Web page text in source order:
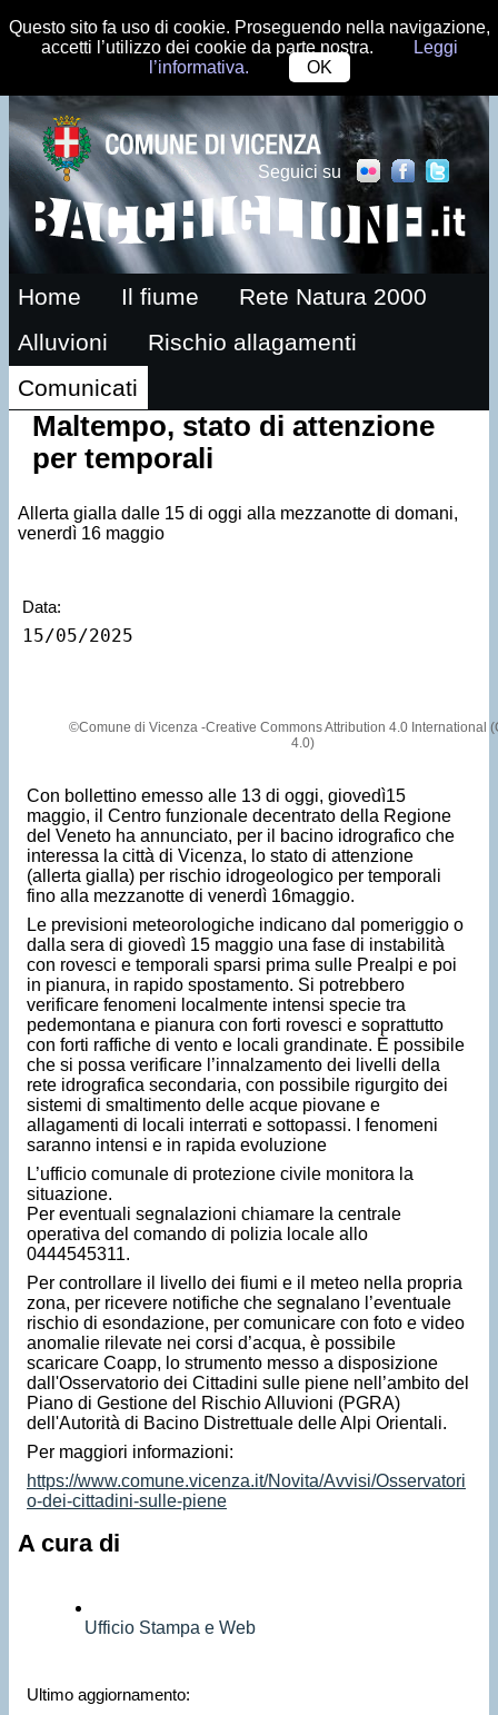
Questo sito fa uso di cookie. Proseguendo nella navigazione,
accetti l’utilizzo dei cookie da parte nostra.
Leggi
l’informativa.
OK
Seguici su
Home Il fiume
Rete Natura 2000
Alluvioni
Rischio allagamenti
Comunicati
Maltempo, stato di attenzione
per temporali
Allerta gialla dalle 15 di oggi alla mezzanotte di domani,
venerdì 16 maggio
Data:
15/05/2025
©Comune di Vicenza -Creative Commons Attribution 4.0 International
4.0)
Con bollettino emesso alle 13 di oggi, giovedì15
maggio, il Centro funzionale decentrato della Regione
del Veneto ha annunciato, per il bacino idrografico che
interessa la città di Vicenza, lo stato di attenzione
(allerta gialla) per rischio idrogeologico per temporali
fino alla mezzanotte di venerdì 16maggio.
Le previsioni meteorologiche indicano dal pomeriggio o
dalla sera di giovedì 15 maggio una fase di instabilità
con rovesci e temporali sparsi prima sulle Prealpi e poi
in pianura, in rapido spostamento. Si potrebbero
verificare fenomeni localmente intensi specie tra
pedemontana e pianura con forti rovesci e soprattutto
con forti raffiche di vento e locali grandinate. È possibile
che si possa verificare l’innalzamento dei livelli della
rete idrografica secondaria, con possibile rigurgito dei
sistemi di smaltimento delle acque piovane e
allagamenti di locali interrati e sottopassi. I fenomeni
saranno intensi e in rapida evoluzione
L’ufficio comunale di protezione civile monitora la
situazione.
Per eventuali segnalazioni chiamare la centrale
operativa del comando di polizia locale allo
0444545311.
Per controllare il livello dei fiumi e il meteo nella propria
zona, per ricevere notifiche che segnalano l’eventuale
rischio di esondazione, per comunicare con foto e video
anomalie rilevate nei corsi d’acqua, è possibile
scaricare Coapp, lo strumento messo a disposizione
dall'Osservatorio dei Cittadini sulle piene nell’ambito del
Piano di Gestione del Rischio Alluvioni (PGRA)
dell'Autorità di Bacino Distrettuale delle Alpi Orientali.
Per maggiori informazioni:
https://www.comune.vicenza.it/Novita/Avvisi/Osservatori
o-dei-cittadini-sulle-piene
A cura di
Ufficio Stampa e Web
Ultimo aggiornamento: